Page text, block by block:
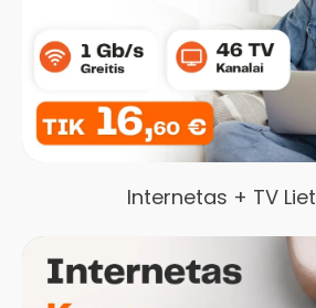
Internetas + TV